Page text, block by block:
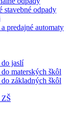
stavebné odpady
predajné automaty
jaslí
materských škôl
základných škôl
ZŠ